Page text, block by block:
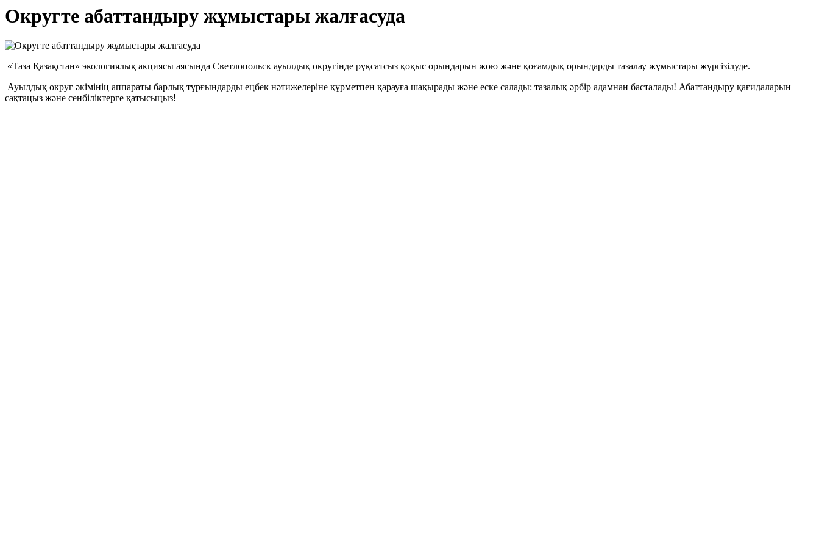
Округте абаттандыру жұмыстары жалғасуда
«Таза Қазақстан» экологиялық акциясы аясында Светлопольск ауылдық округінде рұқсатсыз қоқыс орындарын жою және қоғамдық орындарды тазалау жұмыстары жүргізілуде.
Ауылдық округ әкімінің аппараты барлық тұрғындарды еңбек нәтижелеріне құрметпен қарауға шақырады және еске салады: тазалық әрбір адамнан басталады! Абаттандыру қағидаларын
сақтаңыз және сенбіліктерге қатысыңыз!